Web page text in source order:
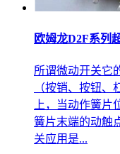
欧姆龙D2F系列
所谓微动开关它
（按销、按钮
上，当动作簧
簧片末端的动触
关应用是...